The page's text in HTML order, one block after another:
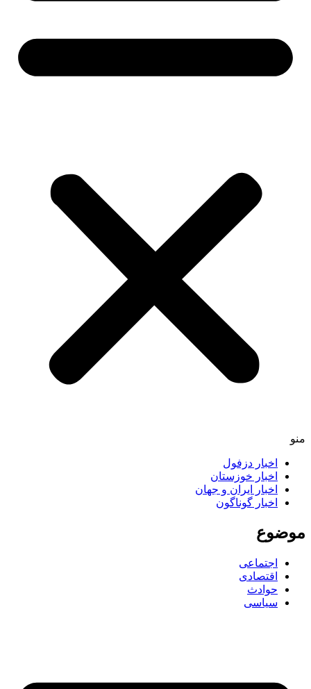
منو
اخبار دزفول
اخبار خوزستان
اخبار ایران و جهان
اخبار گوناگون
موضوع
اجتماعی
اقتصادی
حوادث
سیاسی